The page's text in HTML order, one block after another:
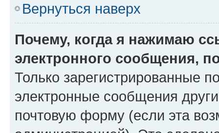
Вернуться наверх
Почему, когда я нажимаю
электронного сообщения,
Только зарегистрированные
электронные сообщения
почтовую форму (если эта